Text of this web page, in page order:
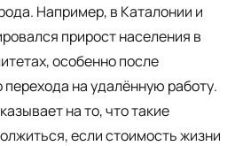
Например, в Каталонии и
прирост населения в
особенно после
на удалённую работу.
на то, что такие
если стоимость жизни